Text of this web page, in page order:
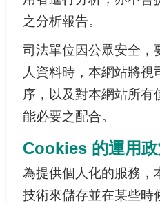
放
宣
之分析報告。
司法單位因公眾安全，
人資料時，本網站將
序，以及對本網站所有
能必要之配合。
Cookies 的運用
為提供個人化的服務，
技術來儲存並在某些時